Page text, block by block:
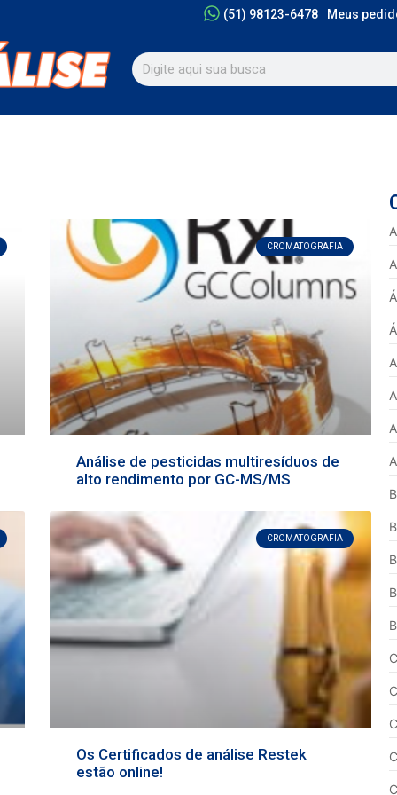
Meus
(51) 98123-6478
CROMATOGRAFIA
Análise de pesticidas multiresíduos de
alto rendimento por GC-MS/MS
CROMATOGRAFIA
Os Certificados de análise Restek
estão online!